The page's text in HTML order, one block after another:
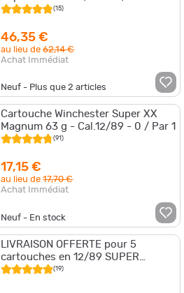
(15)
46,35 €
au lieu de62,14 €
Achat Immédiat
Neuf - Plus que2 articles
Cartouche Winchester Super XX
Magnum 63 g - Cal.12/89 - 0 / Par 1
(91)
17,15 €
au lieu de17,70 €
Achat Immédiat
Neuf - En stock
LIVRAISON OFFERTE pour 5
cartouches en 12/89 SUPER
MAGNUM avec porte cartouches de
(19)